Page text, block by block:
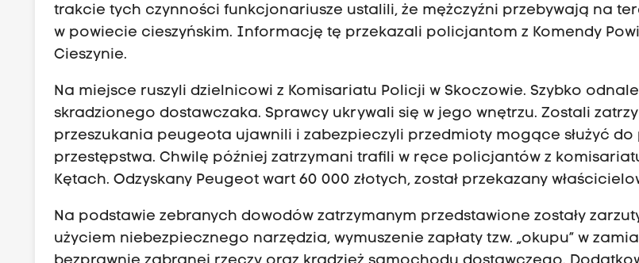
trakcie tych czynności funkcjonariusze ustalili, że mężczyźni przebywają na
w powiecie cieszyńskim. Informację tę przekazali policjantom z Komendy
Cieszynie.
Na miejsce ruszyli dzielnicowi z Komisariatu Policji w Skoczowie. Szybko
skradzionego dostawczaka. Sprawcy ukrywali się w jego wnętrzu. Zostali
przeszukania peugeota ujawnili i zabezpieczyli przedmioty mogące służyć do
przestępstwa. Chwilę później zatrzymani trafili w ręce policjantów z
Kętach. Odzyskany Peugeot wart 60 000 złotych, został przekazany
Na podstawie zebranych dowodów zatrzymanym przedstawione zostały
użyciem niebezpiecznego narzędzia, wymuszenie zapłaty tzw. „okupu” w